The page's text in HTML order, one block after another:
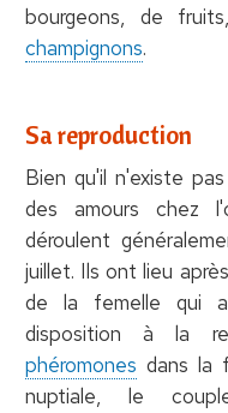
bourgeons, de
champignons.
Sa reproduction
Bien qu'il n'existe
des amours chez
déroulent
juillet. Ils ont lieu
de la femelle qui
disposition à la
phéromones dans la
nuptiale, le